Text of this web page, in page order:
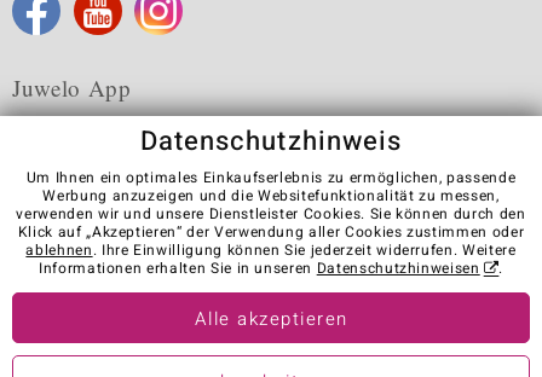
Juwelo App
Karriere AGB Datenschutz Cookies
Impressum
Kontakt
Vertrag widerrufen
Visit our stores in other countries:
Datenschutzhinweis
Um Ihnen ein optimales Einkaufserlebnis zu ermöglichen, passende
Werbung anzuzeigen und die Websitefunktionalität zu messen,
verwenden wir und unsere Dienstleister Cookies. Sie können durch den
Klick auf „Akzeptieren“ der Verwendung aller Cookies zustimmen oder
ablehnen. Ihre Einwilligung können Sie jederzeit widerrufen. Weitere
Informationen erhalten Sie in unseren Datenschutzhinweisen .
Alle akzeptieren